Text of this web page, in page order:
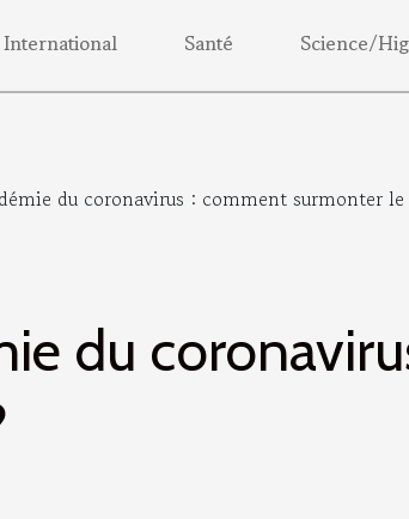
International Santé Science/
du coronavirus : comment surmonter le
du